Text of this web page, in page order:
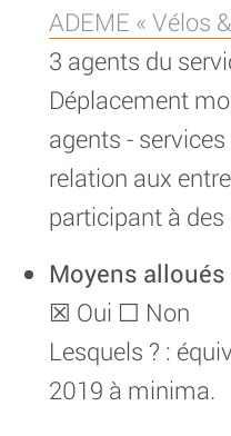
ADEME « Vélos
3 agents du
Déplacement
agents -
relation aux
participant à
Moyens
☒ Oui ☐ Non
Lesquels ? :
2019 à minima.